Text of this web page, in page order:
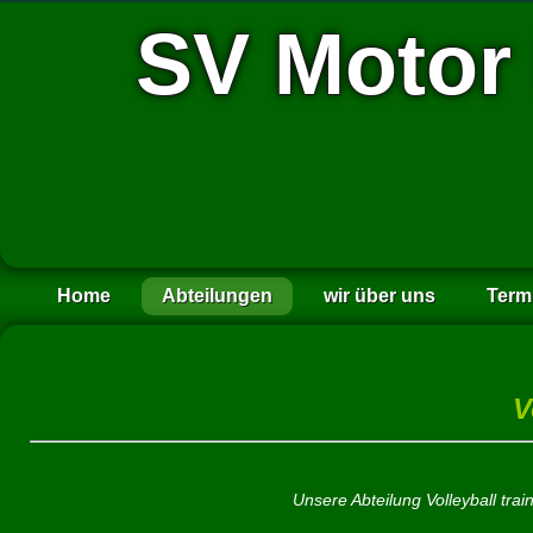
SV
Home Abteilungen wir über uns
Unsere Abteilung Volleyball